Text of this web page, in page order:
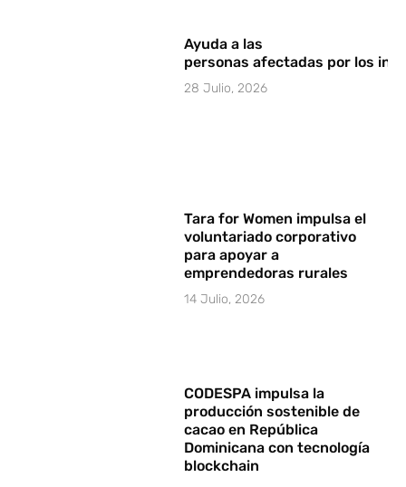
Ayuda a las
personas afectadas por los
28 Julio, 2026
Tara for Women impulsa el
voluntariado corporativo
para apoyar a
emprendedoras rurales
14 Julio, 2026
CODESPA impulsa la
producción sostenible de
cacao en República
Dominicana con tecnología
blockchain